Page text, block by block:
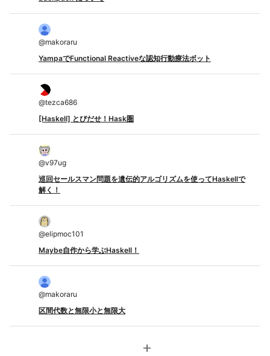
@makoraru
YampaでFunctional Reactiveな認知行動療法ボット
@tezca686
[Haskell] とびだせ！Hask圏
@v97ug
巡回セールスマン問題を遺伝的アルゴリズムを使ってHaskellで
解く！
@elipmoc101
Maybe自作から学ぶHaskell！
@makoraru
区間代数と無限小と無限大
add